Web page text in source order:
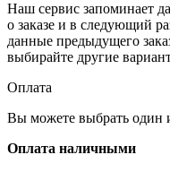
Наш сервис запоминает
о заказе и в следующий
данные предыдущего
выбирайте другие
Оплата
Вы можете выбрать один
Оплата наличными